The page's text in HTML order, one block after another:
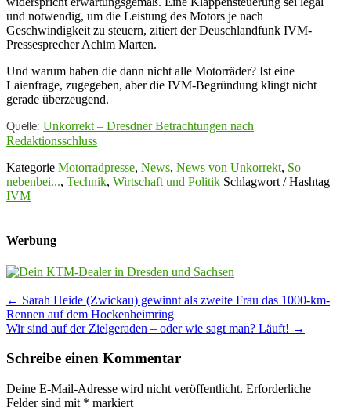
und notwendig, um die Leistung des Motors je nach
Geschwindigkeit zu steuern, zitiert der Deuschlandfunk IVM-
Pressesprecher Achim Marten.
Und warum haben die dann nicht alle Motorräder? Ist eine
Laienfrage, zugegeben, aber die IVM-Begründung klingt nicht
gerade überzeugend.
Quelle: Unkorrekt – Dresdner Betrachtungen nach
Redaktionsschluss
Kategorie Motorradpresse, News, News von Unkorrekt, So
nebenbei..., Technik, Wirtschaft und Politik Schlagwort / Hashtag
IVM
Werbung
Post
navigation
← Sarah Heide (Zwickau) gewinnt als zweite Frau das 1000-km-
Rennen auf dem Hockenheimring
Wir sind auf der Zielgeraden – oder wie sagt man? Läuft! →
Schreibe einen Kommentar
Deine E-Mail-Adresse wird nicht veröffentlicht. Erforderliche
Felder sind mit * markiert